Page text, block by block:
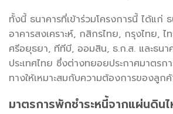
ทั้งนี้ ธนาคารที่เข้าร่วมโครงการนี้ ได้แก่
อาคารสงเคราะห์, กสิกรไทย, กรุงไทย,
ศรีอยุธยา, ทีทีบี, ออมสิน, ธ.ก.ส. และธนา
ประเทศไทย ซึ่งต่างทยอยประกาศมาตรก
ทางให้เหมาะสมกับความต้องการของลูก
มาตรการพักชำระหนี้จากแผ่นดินไ